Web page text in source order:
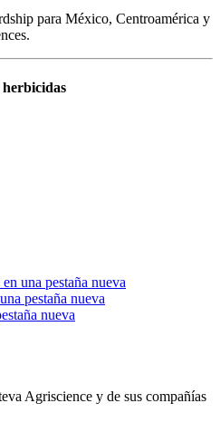
para México, Centroamérica y
en una pestaña nueva
pestaña nueva
nueva
Agriscience y de sus compañías